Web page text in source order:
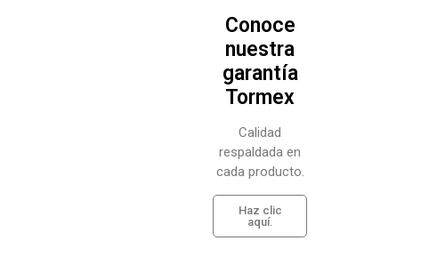
Conoce
nuestra
garantía
Tormex
Calidad
respaldada en
cada producto.
Haz clic
aquí.